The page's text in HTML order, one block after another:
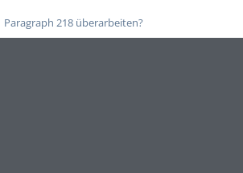
Paragraph 218 überarbeiten?